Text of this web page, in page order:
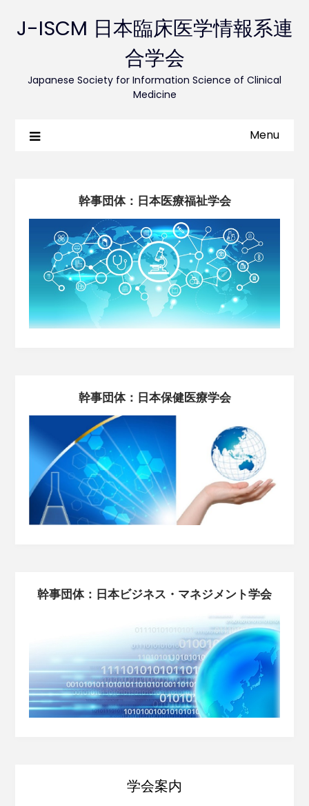
J-ISCM 日本臨床医学情報系連
合学会
Japanese Society for Information Science of Clinical
Medicine
Menu
幹事団体：日本医療福祉学会
幹事団体：日本保健医療学会
幹事団体：日本ビジネス・マネジメント学会
学会案内